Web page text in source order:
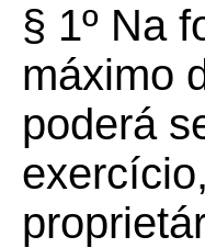
§ 1º Na
máximo
poderá